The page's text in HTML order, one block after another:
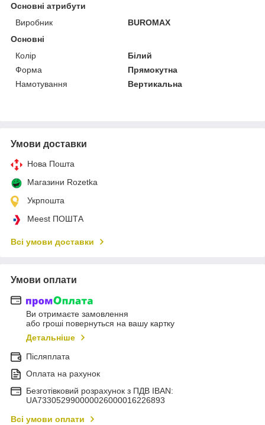
Основні атрибути
Виробник
BUROMAX
Основні
Колір
Білий
Форма
Прямокутна
Намотування
Вертикальна
Умови доставки
Нова Пошта
Магазини Rozetka
Укрпошта
Meest ПОШТА
Всі умови доставки
Умови оплати
Ви отримаєте замовлення
або гроші повернуться на вашу картку
Детальніше
Післяплата
Оплата на рахунок
Безготівковий розрахунок з ПДВ IBAN:
UA733052990000026000016226893
Всі умови оплати